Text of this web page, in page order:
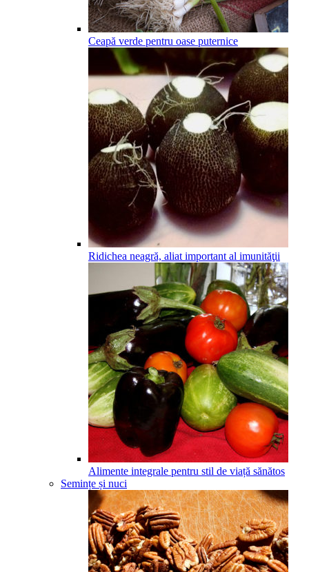
Ceapă verde pentru oase puternice
Ridichea neagră, aliat important al imunităţii
Alimente integrale pentru stil de viață sănătos
Semințe și nuci